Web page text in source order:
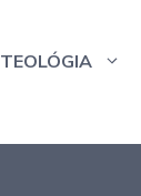
TEOLÓGIA